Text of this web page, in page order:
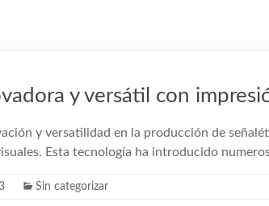
y versátil con
y versatilidad en la producción de
Esta tecnología ha introducido
Sin categorizar